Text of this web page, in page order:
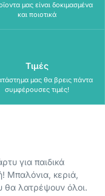
μας είναι δοκιμασμένα
και ποιοτικά
Τιμές
μας θα βρεις πάντα
συμφέρουσες τιμές!
για παιδικά
Μπαλόνια, κεριά,
θα λατρέψουν όλοι.